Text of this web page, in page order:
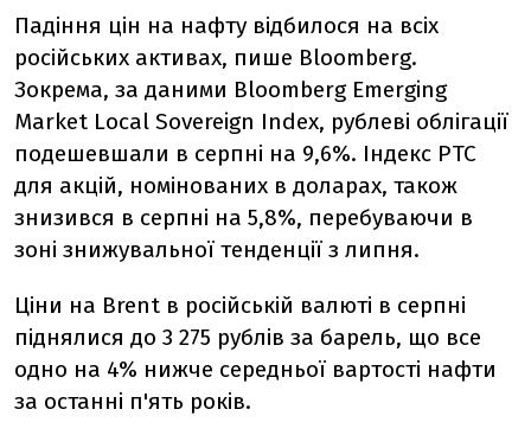
Падіння цін на нафту відбилося на всіх
російських активах, пише Bloomberg.
Зокрема, за даними Bloomberg Emerging
Market Local Sovereign Index, рублеві облігації
подешевшали в серпні на 9,6%. Індекс РТС
для акцій, номінованих в доларах, також
знизився в серпні на 5,8%, перебуваючи в
зоні знижувальної тенденції з липня.
Ціни на Brent в російській валюті в серпні
піднялися до 3 275 рублів за барель, що все
одно на 4% нижче середньої вартості нафти
за останні п'ять років.